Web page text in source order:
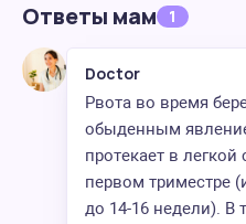
Ответы мам 1
Doctor
Рвота во время
обыденным
протекает в
первом триместре
до 14-16 недели). В